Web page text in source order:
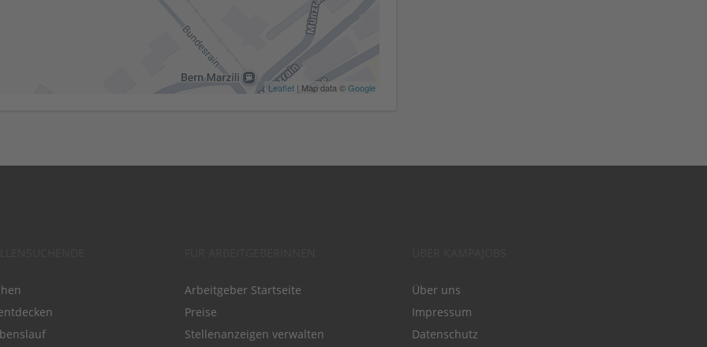
Leaflet | Map data ©Google
Arbeitgeber Startseite
Preise
Stellenanzeigen verwalten
Über uns
Impressum
Datenschutz